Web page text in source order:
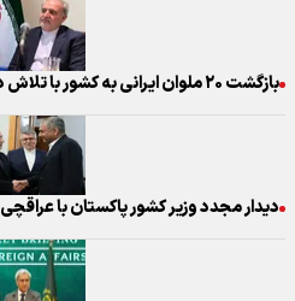
بازگشت ۲۰ ملوان ایرانی به کشور با تلاش دیپلماتیک پاکستان
دیدار مجدد وزیر کشور پاکستان با عراقچی